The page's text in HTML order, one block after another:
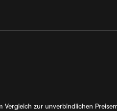
zur unverbindlichen